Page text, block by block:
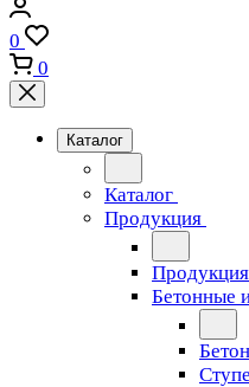
0
0
Каталог
Каталог
Продукция
Продукция
Бетонные